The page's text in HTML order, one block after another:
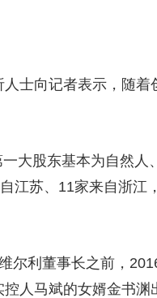
士向记者表示，随着
大股东基本为自然人
江苏、11家来自浙江
尔利董事长之前，
人马斌的女婿金书渊